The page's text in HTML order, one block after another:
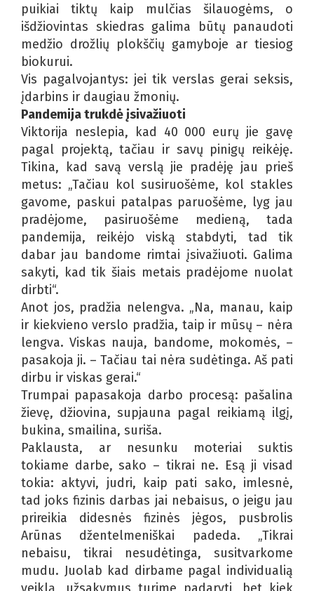
puikiai tiktų kaip mulčias šilauogėms, o
išdžiovintas skiedras galima būtų panaudoti
medžio drožlių plokščių gamyboje ar tiesiog
biokurui.
Vis pagalvojantys: jei tik verslas gerai seksis,
įdarbins ir daugiau žmonių.
Pandemija trukdė įsivažiuoti
Viktorija neslepia, kad 40 000 eurų jie gavę
pagal projektą, tačiau ir savų pinigų reikėję.
Tikina, kad savą verslą jie pradėję jau prieš
metus: „Tačiau kol susiruošėme, kol stakles
gavome, paskui patalpas paruošėme, lyg jau
pradėjome, pasiruošėme medieną, tada
pandemija, reikėjo viską stabdyti, tad tik
dabar jau bandome rimtai įsivažiuoti. Galima
sakyti, kad tik šiais metais pradėjome nuolat
dirbti“.
Anot jos, pradžia nelengva. „Na, manau, kaip
ir kiekvieno verslo pradžia, taip ir mūsų – nėra
lengva. Viskas nauja, bandome, mokomės, –
pasakoja ji. – Tačiau tai nėra sudėtinga. Aš pati
dirbu ir viskas gerai.“
Trumpai papasakoja darbo procesą: pašalina
žievę, džiovina, supjauna pagal reikiamą ilgį,
bukina, smailina, suriša.
Paklausta, ar nesunku moteriai suktis
tokiame darbe, sako – tikrai ne. Esą ji visad
tokia: aktyvi, judri, kaip pati sako, imlesnė,
tad joks fizinis darbas jai nebaisus, o jeigu jau
prireikia didesnės fizinės jėgos, pusbrolis
Arūnas džentelmeniškai padeda. „Tikrai
nebaisu, tikrai nesudėtinga, susitvarkome
mudu. Juolab kad dirbame pagal individualią
veiklą, užsakymus turime padaryti, bet kiek